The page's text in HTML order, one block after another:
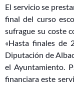
El servicio se
final del curso
sufrague su coste
«Hasta finales de
Diputación de Alb
el Ayuntamiento.
financiara este